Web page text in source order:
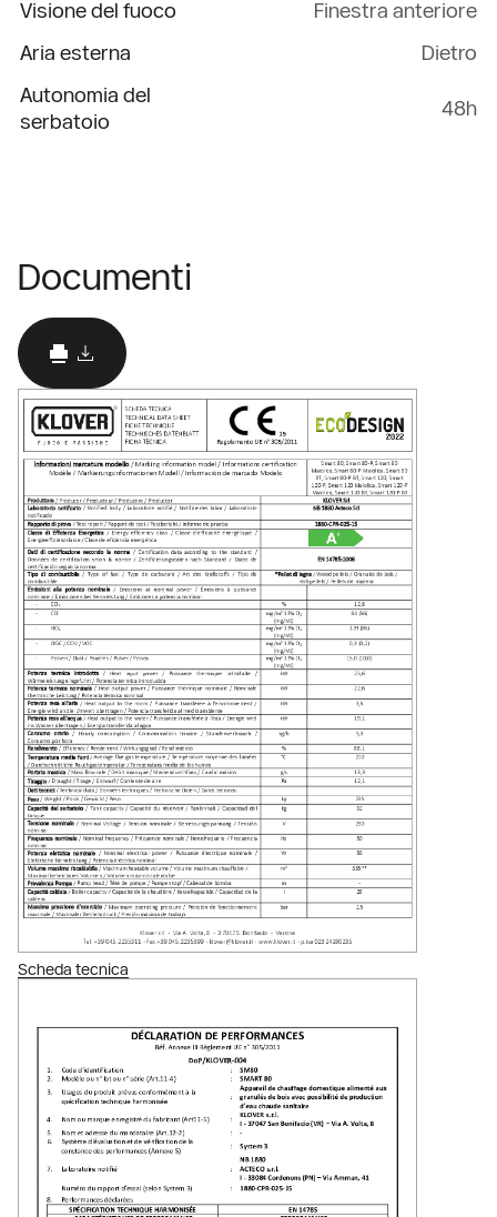
Visione del fuoco
Finestra anteriore
Aria esterna
Dietro
Autonomia del
serbatoio
48h
Documenti
Scheda tecnica